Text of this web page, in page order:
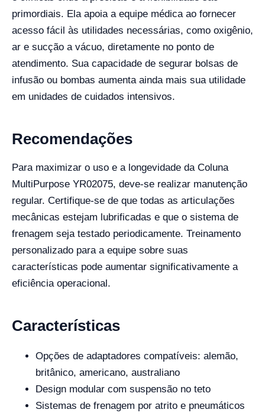
primordiais. Ela apoia a equipe médica ao fornecer
acesso fácil às utilidades necessárias, como oxigênio,
ar e sucção a vácuo, diretamente no ponto de
atendimento. Sua capacidade de segurar bolsas de
infusão ou bombas aumenta ainda mais sua utilidade
em unidades de cuidados intensivos.
Recomendações
Para maximizar o uso e a longevidade da Coluna
MultiPurpose YR02075, deve-se realizar manutenção
regular. Certifique-se de que todas as articulações
mecânicas estejam lubrificadas e que o sistema de
frenagem seja testado periodicamente. Treinamento
personalizado para a equipe sobre suas
características pode aumentar significativamente a
eficiência operacional.
Características
Opções de adaptadores compatíveis: alemão,
britânico, americano, australiano
Design modular com suspensão no teto
Sistemas de frenagem por atrito e pneumáticos